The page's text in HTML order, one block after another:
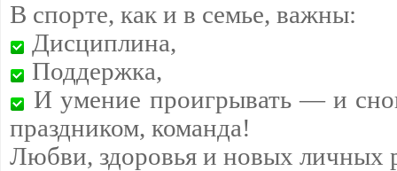
В спорте, как и в семье, важны:
Дисциплина,
Поддержка,
И умение проигрывать — и
праздником, команда!
Любви, здоровья и новых личных